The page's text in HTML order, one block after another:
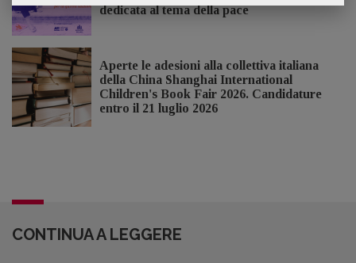
dedicata al tema della pace
Aperte le adesioni alla collettiva italiana
della China Shanghai International
Children's Book Fair 2026. Candidature
entro il 21 luglio 2026
CONTINUA A LEGGERE